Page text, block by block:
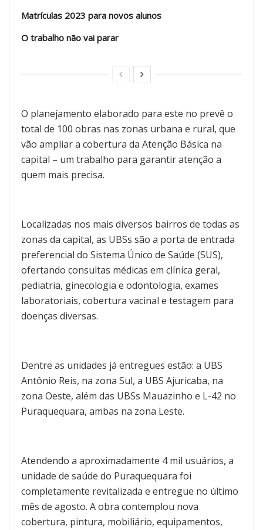
Matrículas 2023 para novos alunos
O trabalho não vai parar
O planejamento elaborado para este no prevê o
total de 100 obras nas zonas urbana e rural, que
vão ampliar a cobertura da Atenção Básica na
capital – um trabalho para garantir atenção a
quem mais precisa.
Localizadas nos mais diversos bairros de todas as
zonas da capital, as UBSs são a porta de entrada
preferencial do Sistema Único de Saúde (SUS),
ofertando consultas médicas em clínica geral,
pediatria, ginecologia e odontologia, exames
laboratoriais, cobertura vacinal e testagem para
doenças diversas.
Dentre as unidades já entregues estão: a UBS
Antônio Reis, na zona Sul, a UBS Ajuricaba, na
zona Oeste, além das UBSs Mauazinho e L-42 no
Puraquequara, ambas na zona Leste.
Atendendo a aproximadamente 4 mil usuários, a
unidade de saúde do Puraquequara foi
completamente revitalizada e entregue no último
mês de agosto. A obra contemplou nova
cobertura, pintura, mobiliário, equipamentos,